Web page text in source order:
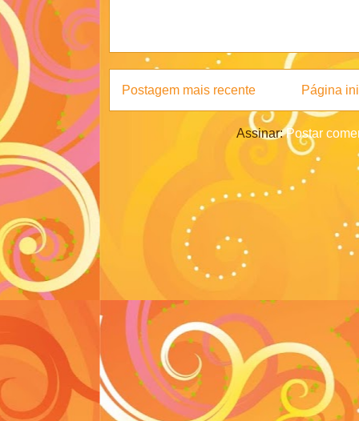
Postagem mais recente Página
Assinar:Postar